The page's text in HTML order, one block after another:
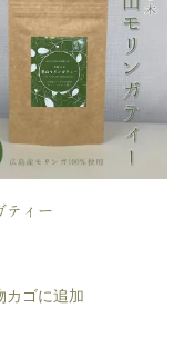
ティー
カゴに追加